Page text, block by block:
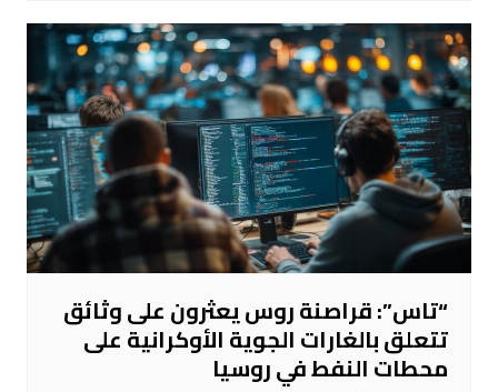
“تاس”: قراصنة روس يعثرون على وثائق
تتعلق بالغارات الجوية الأوكرانية على
محطات النفط في روسيا